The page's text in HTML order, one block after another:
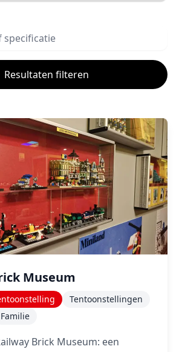
Resultaten filteren
Museum
Tentoonstellingen
Familie
Brick Museum: een